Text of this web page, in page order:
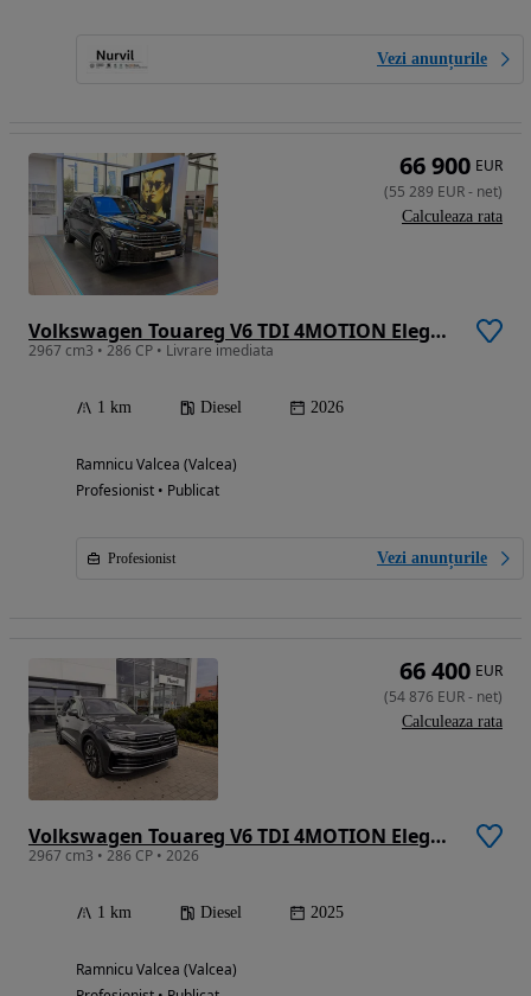
Vezi anunțurile
Volkswagen Touareg V6 TDI 4MOTION Elegance
2967 cm3 • 286 CP • Livrare imediata
1 km Diesel 2026
Ramnicu Valcea (Valcea)
Profesionist • Publicat
Profesionist Vezi anunțurile
66 900 EUR
(55 289 EUR- net)
Calculeaza rata
Volkswagen Touareg V6 TDI 4MOTION Elegance
2967 cm3 • 286 CP • 2026
1 km Diesel 2025
Ramnicu Valcea (Valcea)
66 400 EUR
(54 876 EUR- net)
Calculeaza rata